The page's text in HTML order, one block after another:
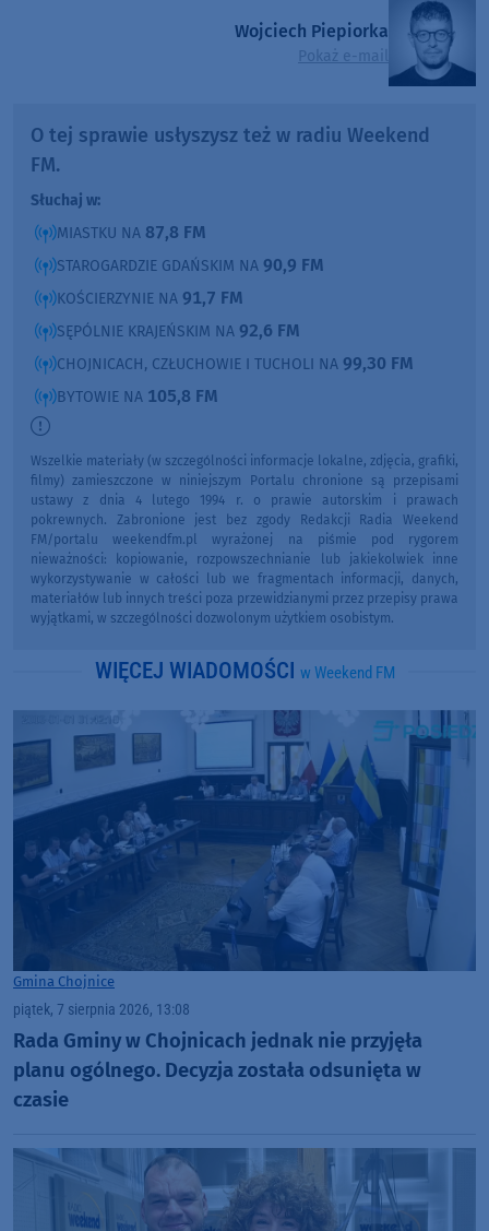
Wojciech Piepiorka
Pokaż e-mail
O tej sprawie usłyszysz też w radiu Weekend
FM.
Słuchaj w:
MIASTKU NA 87,8 FM
STAROGARDZIE GDAŃSKIM NA 90,9 FM
KOŚCIERZYNIE NA 91,7 FM
SĘPÓLNIE KRAJEŃSKIM NA 92,6 FM
CHOJNICACH, CZŁUCHOWIE I TUCHOLI NA 99,30 FM
BYTOWIE NA 105,8 FM
Wszelkie materiały (w szczególności informacje lokalne, zdjęcia, grafiki,
filmy) zamieszczone w niniejszym Portalu chronione są przepisami
ustawy z dnia 4 lutego 1994 r. o prawie autorskim i prawach
pokrewnych. Zabronione jest bez zgody Redakcji Radia Weekend
FM/portalu weekendfm.pl wyrażonej na piśmie pod rygorem
nieważności: kopiowanie, rozpowszechnianie lub jakiekolwiek inne
wykorzystywanie w całości lub we fragmentach informacji, danych,
materiałów lub innych treści poza przewidzianymi przez przepisy prawa
wyjątkami, w szczególności dozwolonym użytkiem osobistym.
WIĘCEJ WIADOMOŚCI w Weekend FM
Gmina Chojnice
piątek, 7 sierpnia 2026, 13:08
Rada Gminy w Chojnicach jednak nie przyjęła
planu ogólnego. Decyzja została odsunięta w
czasie